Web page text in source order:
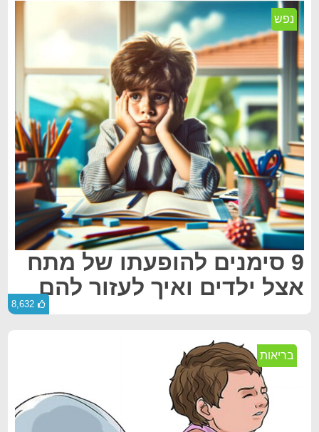
נפש
9 סימנים להופעתו של מתח
אצל ילדים ואיך לעזור להם
8,632
בריאות